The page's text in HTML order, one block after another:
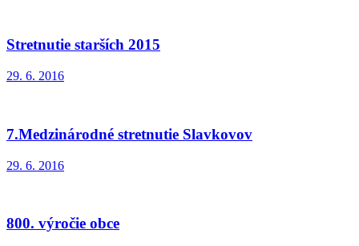
Stretnutie starších 2015
29. 6. 2016
7.Medzinárodné stretnutie Slavkovov
29. 6. 2016
800. výročie obce